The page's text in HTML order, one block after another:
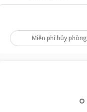
Miễn phí hủy phòng